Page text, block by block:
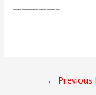
—————–
← Previous